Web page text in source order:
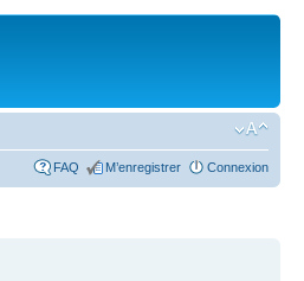
FAQ M’enregistrer Connexion